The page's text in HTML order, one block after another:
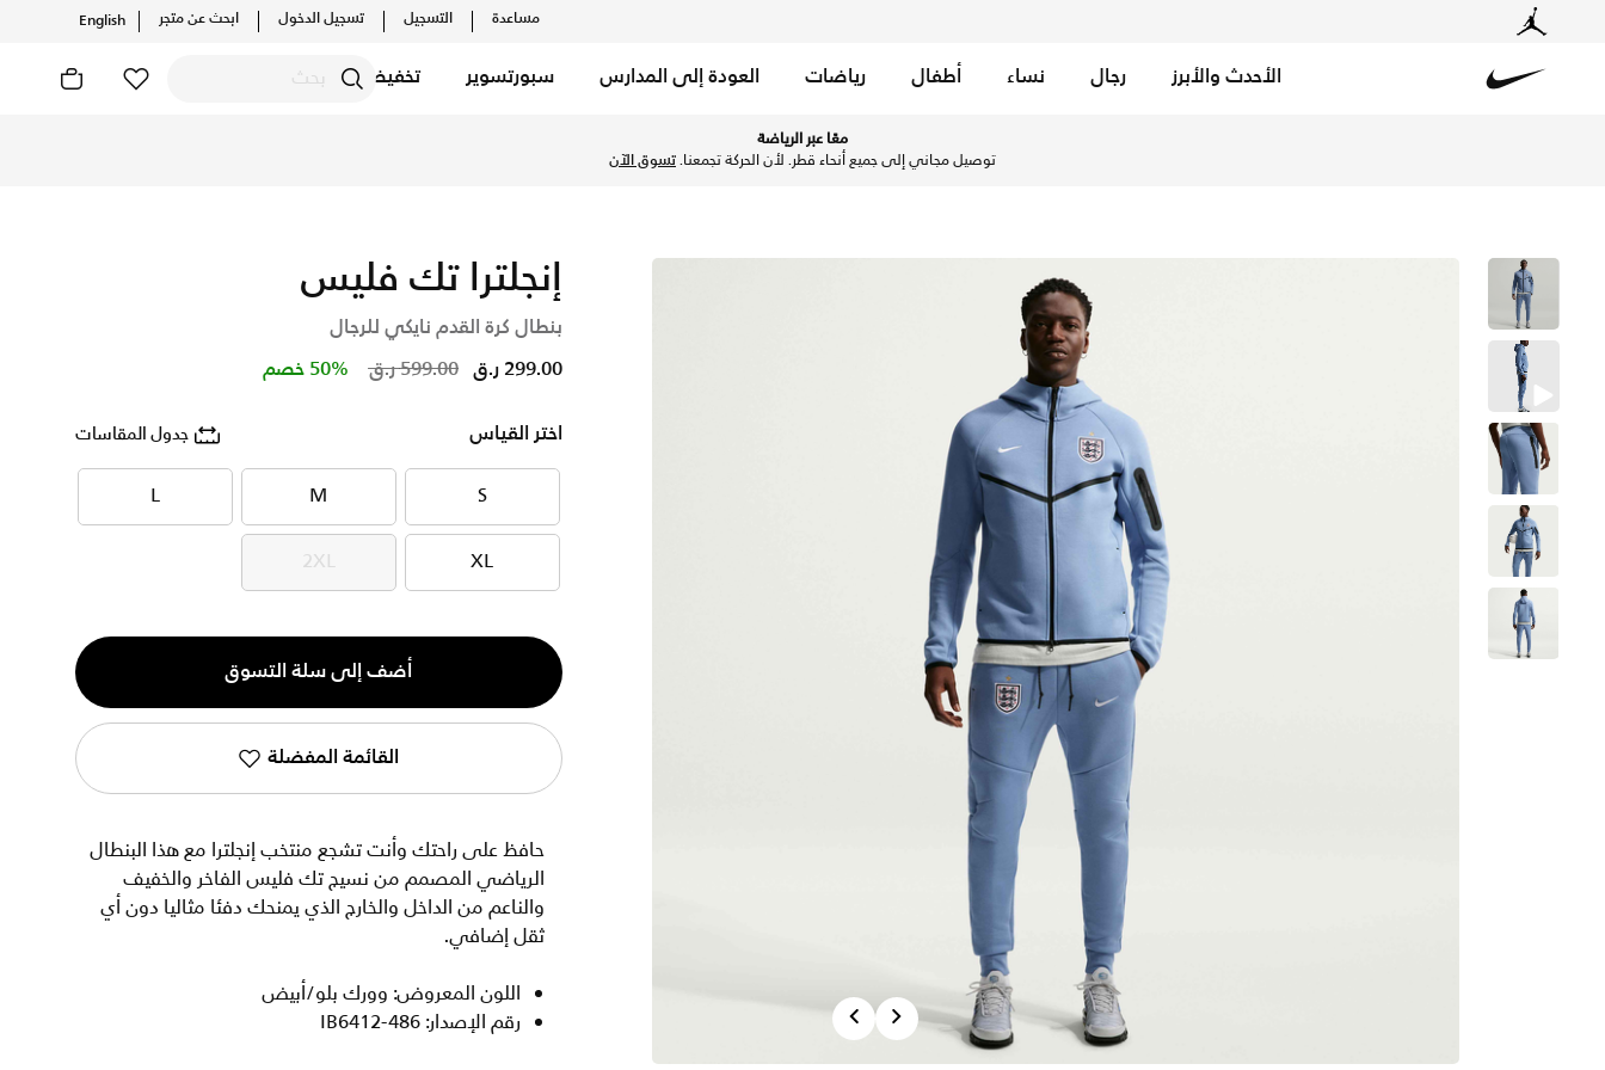
مساعدة التسجيل تسجيل الدخول ابحث عن متجر English
الأحدث والأبرز رجال نساء أطفال رياضات العودة إلى المدارس سبورتسوير تخفيضات
معًا عبر الرياضة
توصيل مجاني إلى جميع أنحاء قطر. لأن الحركة تجمعنا.تسوق الآن
PreviousNext
إنجلترا تك فليس
بنطال كرة القدم نايكي للرجال
Price reduced from
599.00 ر.ق to 299.00 ر.ق 50% خصم
اختر القياس جدول المقاسات
S
S
M
M
L
L
XL
XL
2XL
2XL
الكمية
1
أضف إلى سلة التسوق
القائمة المفضلة
حافظ على راحتك وأنت تشجع منتخب إنجلترا مع هذا البنطال
الرياضي المصمم من نسيج تك فليس الفاخر والخفيف
والناعم من الداخل والخارج الذي يمنحك دفئا مثاليا دون أي
ثقل إضافي.
اللون المعروض: وورك بلو/أبيض
رقم الإصدار: IB6412-486